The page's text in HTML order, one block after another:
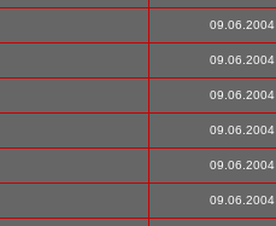
09.06.2004
09.06.2004
09.06.2004
09.06.2004
09.06.2004
09.06.2004